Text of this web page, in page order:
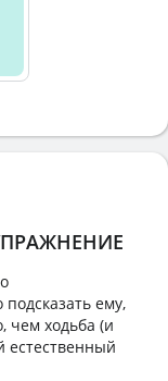
ему,
чем ходьба (и
естественный